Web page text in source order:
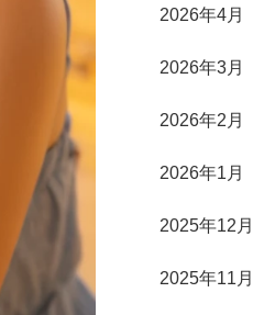
2026年4月
2026年3月
2026年2月
2026年1月
2025年12月
2025年11月